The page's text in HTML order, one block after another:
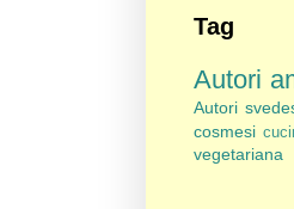
Tag
Autori
Autori
cosmesi
vegetariana